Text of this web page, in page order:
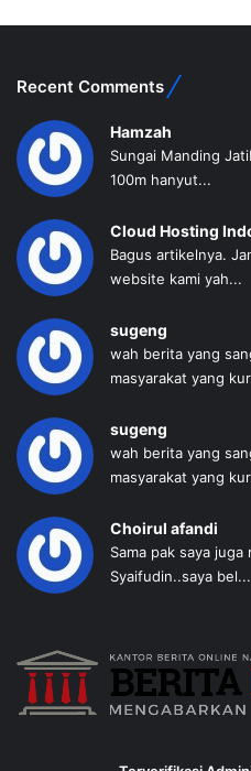
Recent Comments
Hamzah
Sungai Manding
100m hanyut...
Cloud Hosting
Bagus artikelnya.
website kami yah...
sugeng
wah berita yang
masyarakat yang
sugeng
wah berita yang
masyarakat yang
Choirul afandi
Sama pak saya
Syaifudin..saya bel...